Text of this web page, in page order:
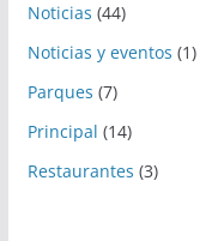
Noticias (44)
Noticias y eventos (1)
Parques (7)
Principal (14)
Restaurantes (3)